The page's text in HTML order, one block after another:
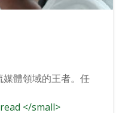
體領域的王者。任
</small>